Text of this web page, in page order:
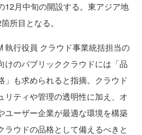
12月中旬の開設する。東アジア地
所目となる。
執行役員 クラウド事業統括担当の
けのパブリッククラウドには「品
」も求められると指摘。クラウド
リティや管理の透明性に加え、オ
ユーザー企業が最適な環境を構築
ラウドの品格として備えるべきと